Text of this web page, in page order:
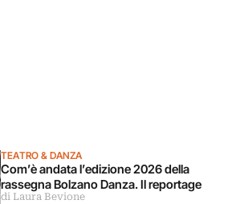
TEATRO & DANZA
Com’è andata l’edizione 2026 della
rassegna Bolzano Danza. Il reportage
di Laura Bevione